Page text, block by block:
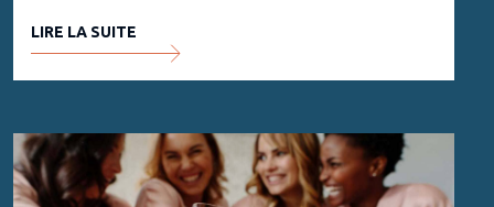
LIRE LA SUITE